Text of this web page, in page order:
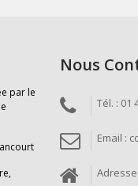
par le
Nous
Tél. : 01
Email :
Adresse